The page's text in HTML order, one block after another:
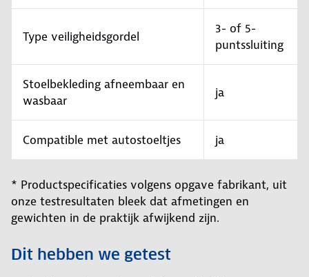
Type veiligheidsgordel
3- of 5-
puntssluiting
Stoelbekleding afneembaar en
wasbaar
ja
Compatible met autostoeltjes ja
* Productspecificaties volgens opgave fabrikant, uit
onze testresultaten bleek dat afmetingen en
gewichten in de praktijk afwijkend zijn.
Dit hebben we getest